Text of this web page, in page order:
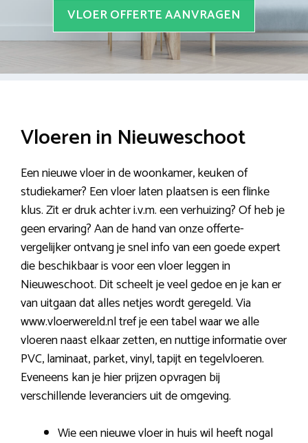
VLOER OFFERTE AANVRAGEN
Vloeren in Nieuweschoot
Een nieuwe vloer in de woonkamer, keuken of
studiekamer? Een vloer laten plaatsen is een flinke
klus. Zit er druk achter i.v.m. een verhuizing? Of heb je
geen ervaring? Aan de hand van onze offerte-
vergelijker ontvang je snel info van een goede expert
die beschikbaar is voor een vloer leggen in
Nieuweschoot. Dit scheelt je veel gedoe en je kan er
van uitgaan dat alles netjes wordt geregeld. Via
www.vloerwereld.nl tref je een tabel waar we alle
vloeren naast elkaar zetten, en nuttige informatie over
PVC, laminaat, parket, vinyl, tapijt en tegelvloeren.
Eveneens kan je hier prijzen opvragen bij
verschillende leveranciers uit de omgeving.
Wie een nieuwe vloer in huis wil heeft nogal